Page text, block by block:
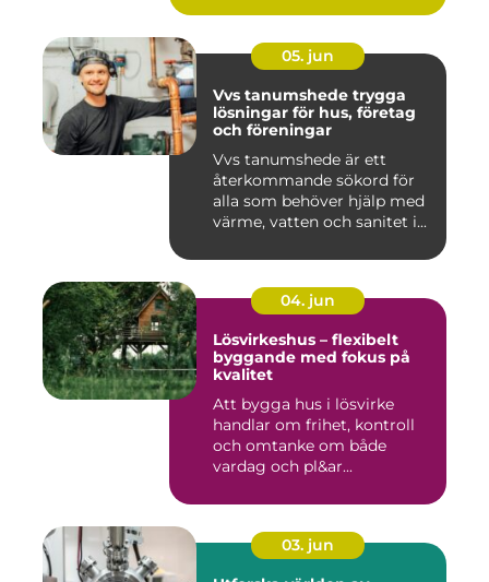
05. jun
Vvs tanumshede trygga
lösningar för hus, företag
och föreningar
Vvs tanumshede är ett
återkommande sökord för
alla som behöver hjälp med
värme, vatten och sanitet i...
04. jun
Lösvirkeshus – flexibelt
byggande med fokus på
kvalitet
Att bygga hus i lösvirke
handlar om frihet, kontroll
och omtanke om både
vardag och pl&ar...
03. jun